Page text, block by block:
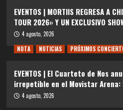
EVENTOS | MORTIIS REGRESA A
TOUR 2026» Y UN EXCLUSIVO
4 agosto, 2026
NOTA
NOTICIAS PRÓXIMOS
EVENTOS | El Cuarteto de Nos
irrepetible en el Movistar Arena:
4 agosto, 2026